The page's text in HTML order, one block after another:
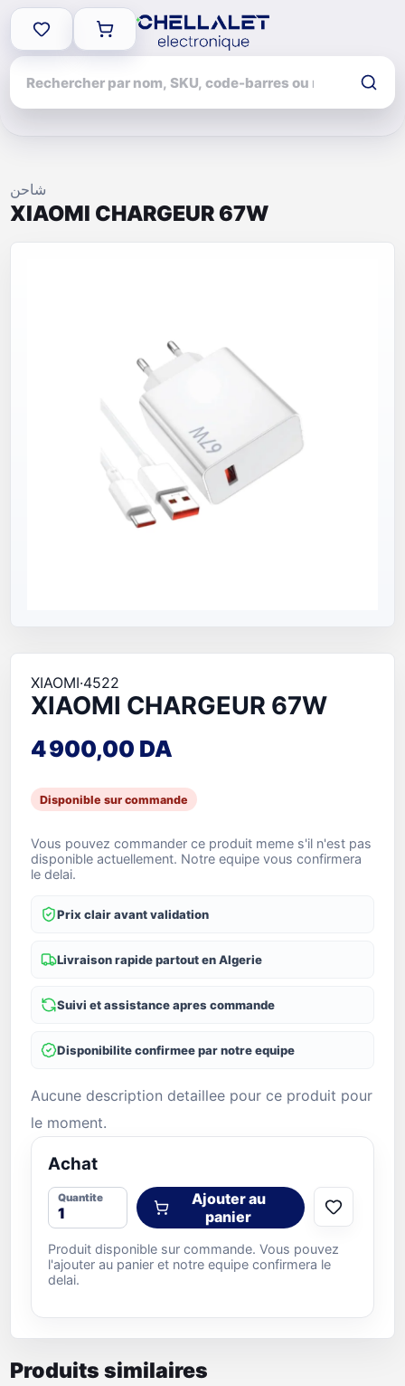
شاحن
XIAOMI CHARGEUR 67W
XIAOMI·4522
XIAOMI CHARGEUR 67W
4 900,00 DA
Disponible sur commande
Vous pouvez commander ce produit meme s'il n'est pas
disponible actuellement. Notre equipe vous confirmera
le delai.
Prix clair avant validation
Livraison rapide partout en Algerie
Suivi et assistance apres commande
Disponibilite confirmee par notre equipe
Aucune description detaillee pour ce produit pour
le moment.
Achat
Quantite
Ajouter au
panier
Produit disponible sur commande. Vous pouvez
l'ajouter au panier et notre equipe confirmera le
delai.
Produits similaires